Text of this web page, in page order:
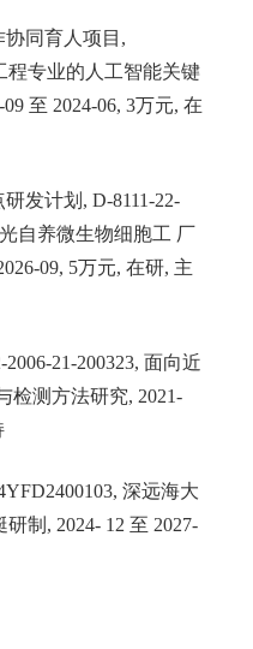
同育人项目 ,
程专业的人工智能关键
09 至 2024-06, 3万元, 在
研发计划 , D-8111-22-
自养微生物细胞工 厂
09, 5万元, 在研, 主
2006-21-200323, 面向近
检测方法研究, 2021-
, 深远海大
研制 , 2024- 12 至 2027-